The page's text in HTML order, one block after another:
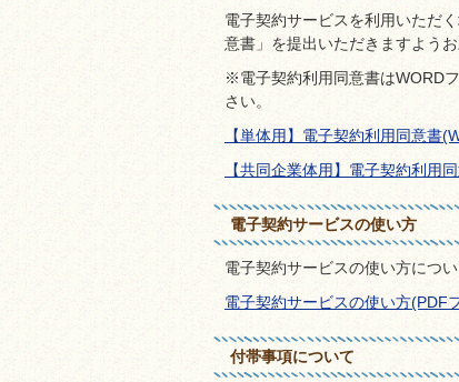
電子契約サービスを利用いただ
意書」を提出いただきますようお
※電子契約利用同意書はWORD
さい。
【単体用】電子契約利用同意書
【共同企業体用】電子契約利用
電子契約サービスの使い方
電子契約サービスの使い方につ
電子契約サービスの使い方(PDF
付帯事項について